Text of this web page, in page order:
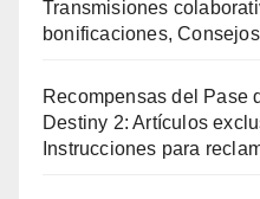
Transmisiones
bonificaciones,
Recompensas del Pase
Destiny 2: Artículos
Instrucciones para